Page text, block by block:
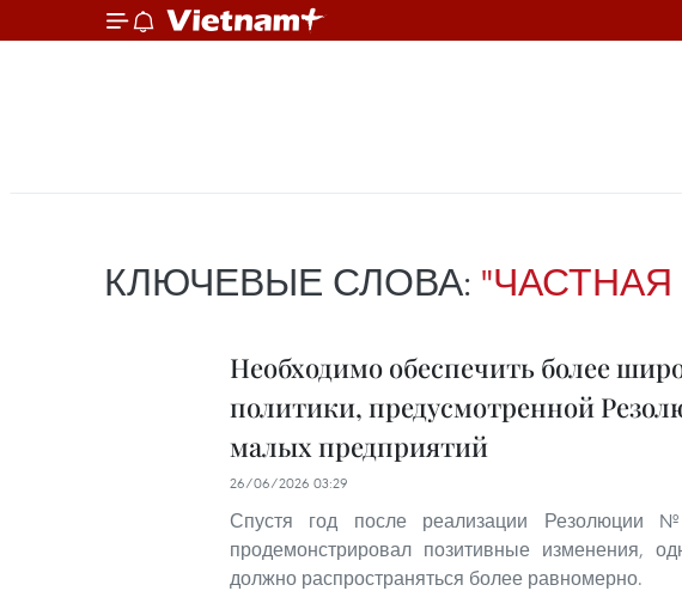
КЛЮЧЕВЫЕ СЛОВА:
Необходимо обеспечить более
политики, предусмотренной
малых предприятий
26/06/2026 03:29
Спустя год после реализации Резолюции
продемонстрировал позитивные изменения,
должно распространяться более равномерно.